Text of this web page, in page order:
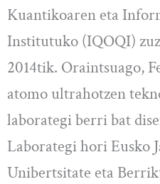
Kuantikoaren eta
Institutuko (IQOQI)
2014tik. Oraintsuago,
atomo ultrahotzen
laborategi berri bat
Laborategi hori Eusko
Unibertsitate eta